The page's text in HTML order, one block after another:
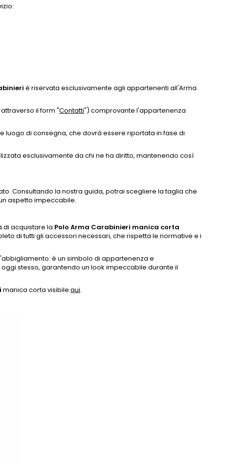
è riservata esclusivamente agli appartenenti all'Arma.
il form "Contatti") comprovante l'appartenenza
di consegna, che dovrà essere riportata in fase di
esclusivamente da chi ne ha diritto, mantenendo così
Consultando la nostra guida, potrai scegliere la taglia che
aspetto impeccabile.
di acquistare la Polo Arma Carabinieri manica corta
di tutti gli accessori necessari, che rispetta le normative e i
è un simbolo di appartenenza e
stesso, garantendo un look impeccabile durante il
manica corta visibile qui.